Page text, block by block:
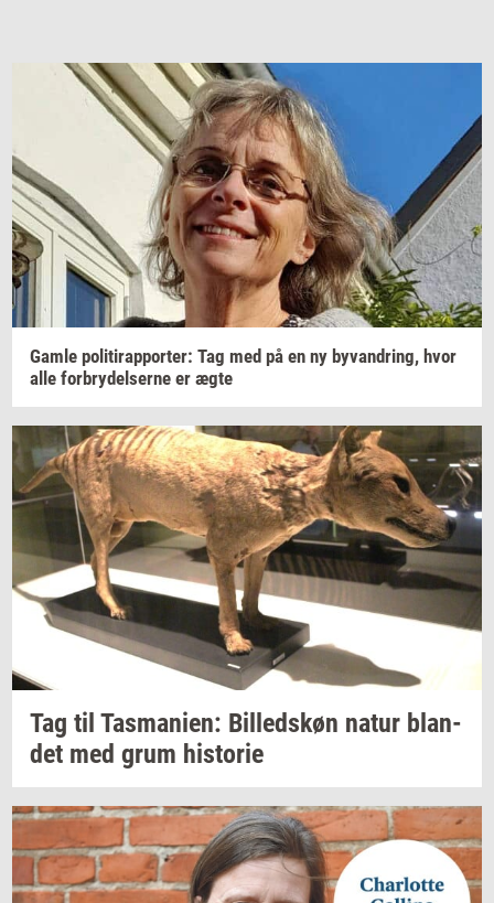
Gamle po­li­tirap­por­ter: Tag med på en ny byvan­dring, hvor
alle for­bry­del­ser­ne er ægte
Tag til Tas­ma­ni­en: Bil­leds­køn natur blan­
det med grum hi­sto­rie